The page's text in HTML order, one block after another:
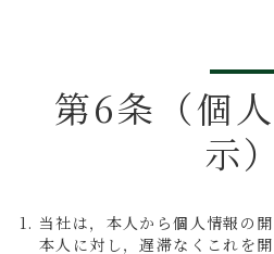
第6条（個
示）
当社は，本人から個人情報の
本人に対し，遅滞なくこれを